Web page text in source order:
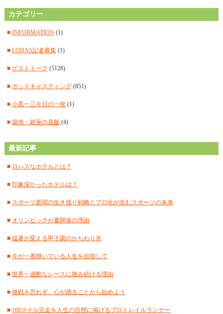
■2025年3月(14)
■ 2025年2月(15)
■ 2025年1月(12)
■ 2024年12月(14)
■ 2024年11月 (14)
■ 2024年10月(11)
■ 2024年9月(12)
■2024年7月(18)
カテゴリー
■ INFORMATION(1)
■ LOHAS記者募集(1)
■ ゲストトーク (5128)
■ ポッドキャスティング(851)
■ 小黒一三今日の一枚(1)
■ 築地・銀座の昼飯 (4)
最新記事
■ ロハスなホテルとは？
■ 印象深かったホテルは？
■ スポーツ新聞の生き残り戦略とプロ化が生むスポーツの未来
■ オリンピックが夏開催の理由
■ 猛暑が変える甲子園のかちわり氷
■ 今が一番輝いている人生を目指して
■ 世界一過酷なレースに挑み続ける理由
■ 挑戦を恐れず、心が踊ることから始めよう
■ 100マイル完走を人生の目標に掲げるプロトレイルランナー